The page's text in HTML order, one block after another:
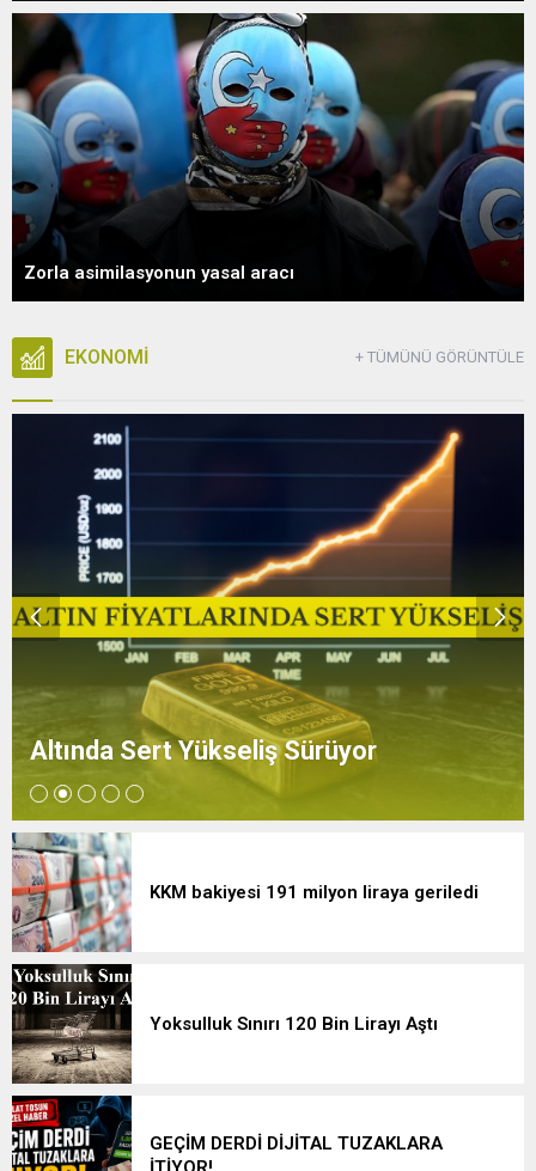
Zorla asimilasyonun yasal aracı
EKONOMİ + TÜMÜNÜ GÖRÜNTÜLE
Altında Sert Yükseliş Sürüyor
KKM bakiyesi 191 milyon liraya geriledi
Yoksulluk Sınırı 120 Bin Lirayı Aştı
GEÇİM DERDİ DİJİTAL TUZAKLARA